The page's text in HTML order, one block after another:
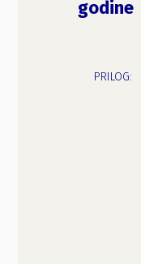
godine